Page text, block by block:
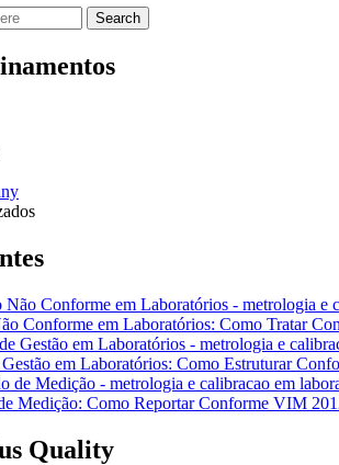
Conforme em Laboratórios: Como Tratar
Gestão em Laboratórios: Como Estruturar
Medição: Como Reportar Conforme VIM
Quality